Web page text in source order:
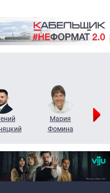
Мария
Фомина